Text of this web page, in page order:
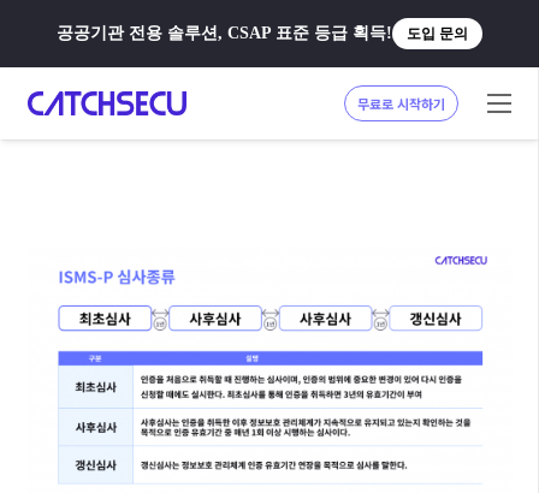
공공기관 전용 솔루션, CSAP 표준 등급 획득! 도입 문의
무료로 시작하기